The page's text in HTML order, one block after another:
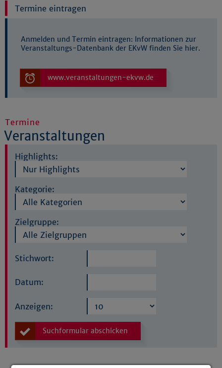
Termine eintragen
Anmelden und Termin eintragen: Informationen zur
Veranstaltungs-Datenbank der EKvW finden Sie hier.
www.veranstaltungen-ekvw.de
Termine
Veranstaltungen
Highlights:
Kategorie:
Zielgruppe:
Stichwort:
Datum:
Anzeigen:
Suchformular abschicken